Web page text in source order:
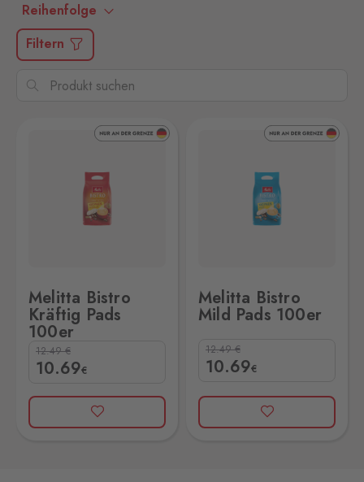
Reihenfolge
Filtern
Melitta Bistro
Kräftig Pads
100er
12.49€
10.69€
Melitta Bistro
Mild Pads 100er
12.49€
10.69€
Melitta Bistro Mild Pads 100er